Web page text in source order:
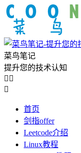
菜鸟笔记
提升您的技术认知
 

首页
剑指offer
Leetcode介绍
Linux教程